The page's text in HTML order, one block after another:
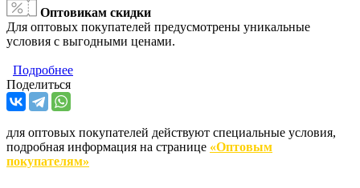
Оптовикам скидки
Для оптовых покупателей предусмотрены уникальные
условия с выгодными ценами.
Подробнее
Поделиться
для оптовых покупателей действуют специальные условия,
подробная информация на странице «Оптовым
покупателям»